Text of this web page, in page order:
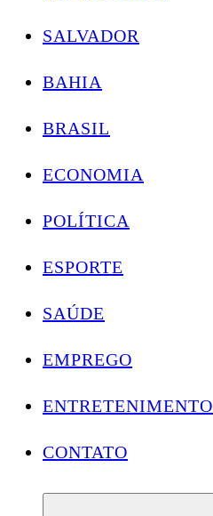
SALVADOR
BAHIA
BRASIL
ECONOMIA
POLÍTICA
ESPORTE
SAÚDE
EMPREGO
ENTRETENIMENTO
CONTATO